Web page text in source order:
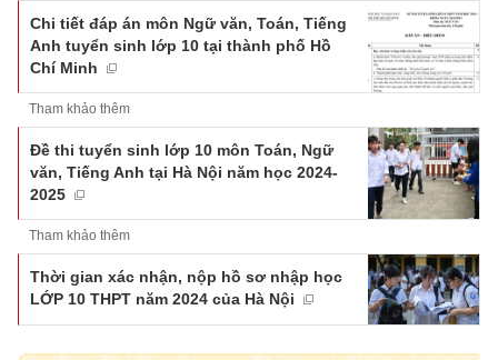
Chi tiết đáp án môn Ngữ văn, Toán, Tiếng
Anh tuyển sinh lớp 10 tại thành phố Hồ
Chí Minh
Tham khảo thêm
Đề thi tuyển sinh lớp 10 môn Toán, Ngữ
văn, Tiếng Anh tại Hà Nội năm học 2024-
2025
Tham khảo thêm
Thời gian xác nhận, nộp hồ sơ nhập học
LỚP 10 THPT năm 2024 của Hà Nội